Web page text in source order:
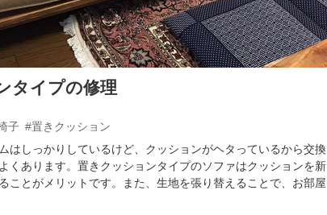
タイプの修理
子 #置きクッション
はしっかりしているけど、クッションがヘタっているから交換
くあります。置きクッションタイプのソファはクッションを新
ことがメリットです。また、生地を張り替えることで、お部屋